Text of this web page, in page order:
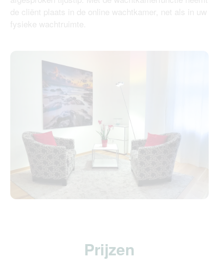
de cliënt plaats in de online wachtkamer, net als in uw
fysieke wachtruimte.
Prijzen